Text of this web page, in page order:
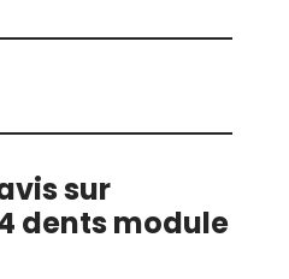
sur
dents module